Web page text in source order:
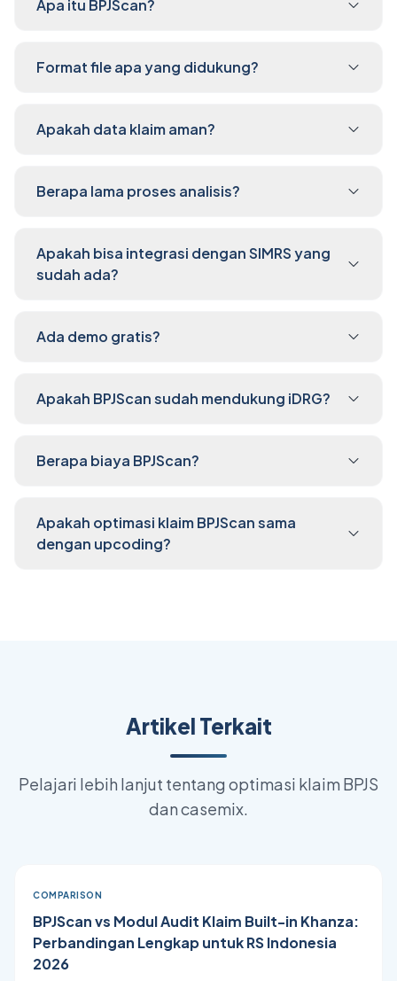
Apa itu BPJScan?
Format file apa yang didukung?
Apakah data klaim aman?
Berapa lama proses analisis?
Apakah bisa integrasi dengan SIMRS yang
sudah ada?
Ada demo gratis?
Apakah BPJScan sudah mendukung iDRG?
Berapa biaya BPJScan?
Apakah optimasi klaim BPJScan sama
dengan upcoding?
Artikel Terkait
Pelajari lebih lanjut tentang optimasi klaim BPJS
dan casemix.
COMPARISON
BPJScan vs Modul Audit Klaim Built-in Khanza:
Perbandingan Lengkap untuk RS Indonesia
2026